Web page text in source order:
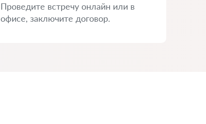
Проведите встречу онлайн или в
офисе, заключите договор.